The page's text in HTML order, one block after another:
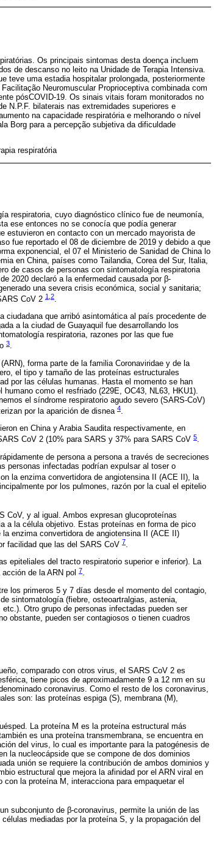
Os principais sintomas desta doença incluem
de descanso no leito na Unidade de Terapia Intensiva.
teve uma estadia hospitalar prolongada, posteriormente
Neuromuscular Proprioceptiva combinada com
pósCOVID-19. Os sinais vitais foram monitorados no
N.P.F. bilaterais nas extremidades superiores e
na capacidade respiratória e melhorando o nível
Borg para a percepção subjetiva da dificuldade
respiratória
respiratoria, cuyo diagnóstico clínico fue de neumonía,
ese entonces no se conocía que podía generar
estuvieron en contacto con un mercado mayorista de
fue reportado el 08 de diciembre de 2019 y debido a que
exponencial, el 07 el Ministerio de Sanidad de China lo
en China, países como Tailandia, Corea del Sur, Italia,
de casos de personas con sintomatología respiratoria
2020 declaró a la enfermedad causada por β-
una severa crisis económica, social y sanitaria;
CoV 2 1 2
ciudadana que arribó asintomática al país procedente de
a la ciudad de Guayaquil fue desarrollando los
respiratoria, razones por las que fue
3.
forma parte de la familia Coronaviridae y de la
el tipo y tamaño de las proteínas estructurales
por las células humanas. Hasta el momento se han
como el resfriado (229E, OC43, NL63, HKU1).
el síndrome respiratorio agudo severo (SARS-CoV)
por la aparición de disnea 4.
en China y Arabia Saudita respectivamente, en
CoV 2 (10% para SARS y 37% para SARS CoV 5.
de persona a persona a través de secreciones
personas infectadas podrían expulsar al toser o
la enzima convertidora de angiotensina II (ACE II), la
por los pulmones, razón por la cual el epitelio
CoV, y al igual. Ambos expresan glucoproteínas
a la célula objetivo. Estas proteínas en forma de pico
enzima convertidora de angiotensina II (ACE II)
facilidad que las del SARS CoV 7.
epiteliales del tracto respiratorio superior e inferior). La
de la ARN pol 7.
los primeros 5 y 7 días desde el momento del contagio,
sintomatología (fiebre, osteoartralgias, astenia,
Otro grupo de personas infectadas pueden ser
obstante, pueden ser contagiosos o tienen cuadros
comparado con otros virus, el SARS CoV 2 es
tiene picos de aproximadamente 9 a 12 nm en su
coronavirus. Como el resto de los coronavirus,
son: las proteínas espiga (S), membrana (M),
La proteína M es la proteína estructural más
es una proteína transmembrana, se encuentra en
del virus, lo cual es importante para la patogénesis de
la nucleocápside que se compone de dos dominios
unión se requiere la contribución de ambos dominios y
estructural que mejora la afinidad por el ARN viral en
la proteína M, interacciona para empaquetar el
subconjunto de β-coronavirus, permite la unión de las
mediadas por la proteína S, y la propagación del